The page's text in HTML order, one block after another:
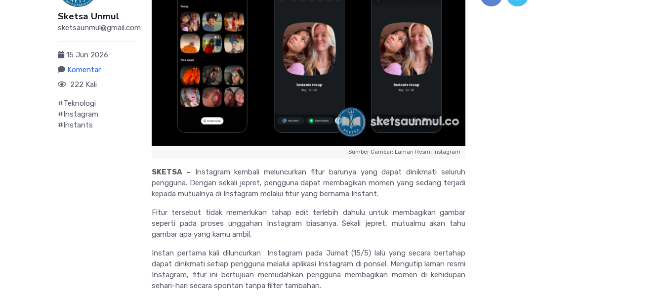
Sketsa Unmul
sketsaunmul@gmail.com
15 Jun 2026
Komentar
222 Kali
#Teknologi
#Instagram
#Instants
Sumber Gambar: Laman Resmi Instagram
SKETSA – Instagram kembali meluncurkan fitur barunya yang dapat dinikmati seluruh
pengguna. Dengan sekali jepret, pengguna dapat membagikan momen yang sedang terjadi
kepada mutualnya di Instagram melalui fitur yang bernama Instant.
Fitur tersebut tidak memerlukan tahap edit terlebih dahulu untuk membagikan gambar
seperti pada proses unggahan Instagram biasanya. Sekali jepret, mutualmu akan tahu
gambar apa yang kamu ambil.
Instan pertama kali diluncurkan Instagram pada Jumat (15/5) lalu yang secara bertahap
dapat dinikmati setiap pengguna melalui aplikasi Instagram di ponsel. Mengutip laman resmi
Instagram, fitur ini bertujuan memudahkan pengguna membagikan momen di kehidupan
sehari-hari secara spontan tanpa filter tambahan.